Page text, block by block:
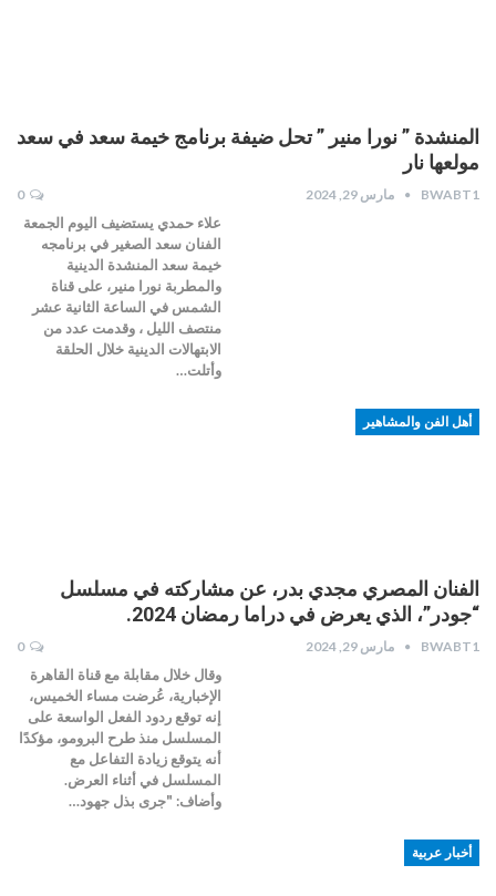
المنشدة ” نورا منير ” تحل ضيفة برنامج خيمة سعد في سعد
مولعها نار
BWABT1 مارس 29, 2024 0
علاء حمدي يستضيف اليوم الجمعة
الفنان سعد الصغير في برنامجه
خيمة سعد المنشدة الدينية
والمطربة نورا منير، على قناة
الشمس في الساعة الثانية عشر
منتصف الليل ، وقدمت عدد من
الابتهالات الدينية خلال الحلقة
وأتلت…
أهل الفن والمشاهير
الفنان المصري مجدي بدر، عن مشاركته في مسلسل
“جودر”، الذي يعرض في دراما رمضان 2024.
BWABT1 مارس 29, 2024 0
وقال خلال مقابلة مع قناة القاهرة
الإخبارية، عُرضت مساء الخميس،
إنه توقع ردود الفعل الواسعة على
المسلسل منذ طرح البرومو، مؤكدًا
أنه يتوقع زيادة التفاعل مع
المسلسل في أثناء العرض.
وأضاف: "جرى بذل جهود…
أخبار عربية